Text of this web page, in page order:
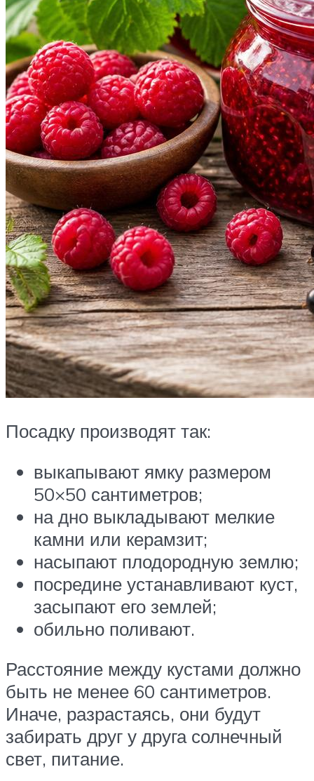
Посадку производят так:
выкапывают ямку размером
50×50 сантиметров;
на дно выкладывают мелкие
камни или керамзит;
насыпают плодородную землю;
посредине устанавливают куст,
засыпают его землей;
обильно поливают.
Расстояние между кустами должно
быть не менее 60 сантиметров.
Иначе, разрастаясь, они будут
забирать друг у друга солнечный
свет, питание.